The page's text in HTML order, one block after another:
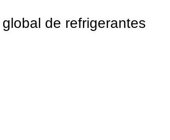
de refrigerantes